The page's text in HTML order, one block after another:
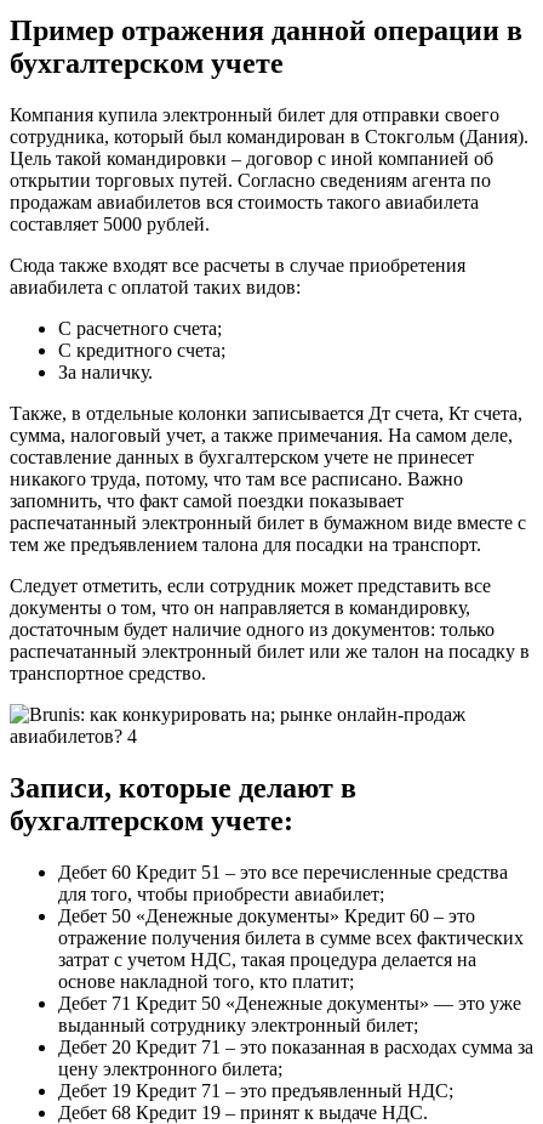
Пример отражения данной операции в
бухгалтерском учете
Компания купила электронный билет для отправки своего
сотрудника, который был командирован в Стокгольм (Дания).
Цель такой командировки – договор с иной компанией об
открытии торговых путей. Согласно сведениям агента по
продажам авиабилетов вся стоимость такого авиабилета
составляет 5000 рублей.
Сюда также входят все расчеты в случае приобретения
авиабилета с оплатой таких видов:
С расчетного счета;
С кредитного счета;
За наличку.
Также, в отдельные колонки записывается Дт счета, Кт счета,
сумма, налоговый учет, а также примечания. На самом деле,
составление данных в бухгалтерском учете не принесет
никакого труда, потому, что там все расписано. Важно
запомнить, что факт самой поездки показывает
распечатанный электронный билет в бумажном виде вместе с
тем же предъявлением талона для посадки на транспорт.
Следует отметить, если сотрудник может представить все
документы о том, что он направляется в командировку,
достаточным будет наличие одного из документов: только
распечатанный электронный билет или же талон на посадку в
транспортное средство.
Записи, которые делают в
бухгалтерском учете:
Дебет 60 Кредит 51 – это все перечисленные средства
для того, чтобы приобрести авиабилет;
Дебет 50 «Денежные документы» Кредит 60 – это
отражение получения билета в сумме всех фактических
затрат с учетом НДС, такая процедура делается на
основе накладной того, кто платит;
Дебет 71 Кредит 50 «Денежные документы» — это уже
выданный сотруднику электронный билет;
Дебет 20 Кредит 71 – это показанная в расходах сумма за
цену электронного билета;
Дебет 19 Кредит 71 – это предъявленный НДС;
Дебет 68 Кредит 19 – принят к выдаче НДС.